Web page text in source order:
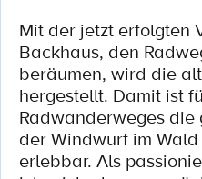
Mit der jetzt erfolgten
Backhaus, den
beräumen, wird die
hergestellt. Damit ist
Radwanderweges die
der Windwurf im
erlebbar. Als